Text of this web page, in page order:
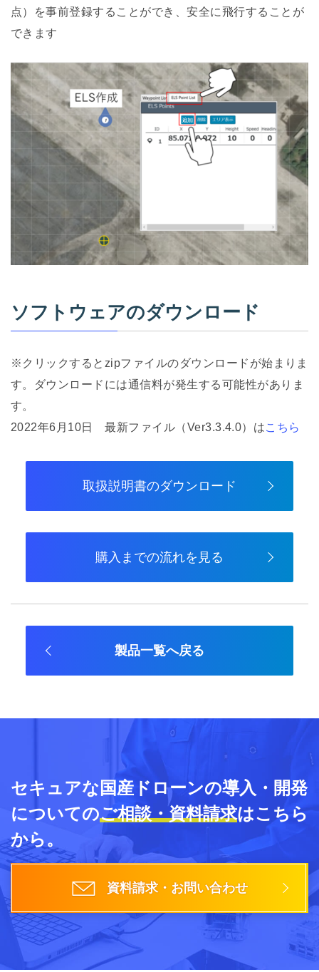
点）を事前登録することができ、安全に飛行することが
できます
ソフトウェアのダウンロード
※クリックするとzipファイルのダウンロードが始まりま
す。ダウンロードには通信料が発生する可能性がありま
す。
2022年6月10日 最新ファイル（Ver3.3.4.0）はこちら
取扱説明書のダウンロード
購入までの流れを見る
製品一覧へ戻る
セキュアな国産ドローンの導入・開発
についてのご相談・資料請求はこちら
から。
資料請求・お問い合わせ